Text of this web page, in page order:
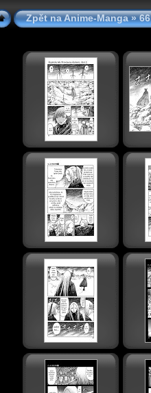
Zpět na Anime-Manga» 66